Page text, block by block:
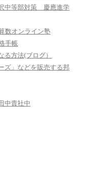
中等部対策 慶應進学
数オンライン塾
手帳
方法(ブログ）
ズ」などを販売する邦
中貴社中